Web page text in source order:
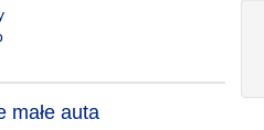
małe auta